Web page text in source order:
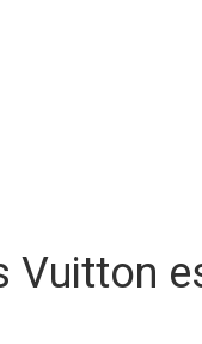
Vuitton